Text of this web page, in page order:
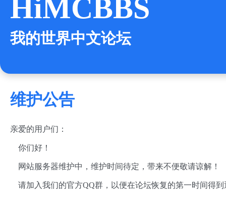
HiMCBBS
我的世界中文论坛
维护公告
亲爱的用户们：
你们好！
网站服务器维护中，维护时间待定，带来不便敬请谅解！
请加入我们的官方QQ群，以便在论坛恢复的第一时间得到